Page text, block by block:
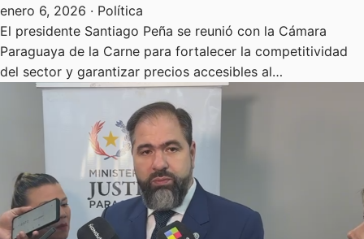
enero 6, 2026 · Política
El presidente Santiago Peña se reunió con la Cámara
Paraguaya de la Carne para fortalecer la competitividad
del sector y garantizar precios accesibles al…